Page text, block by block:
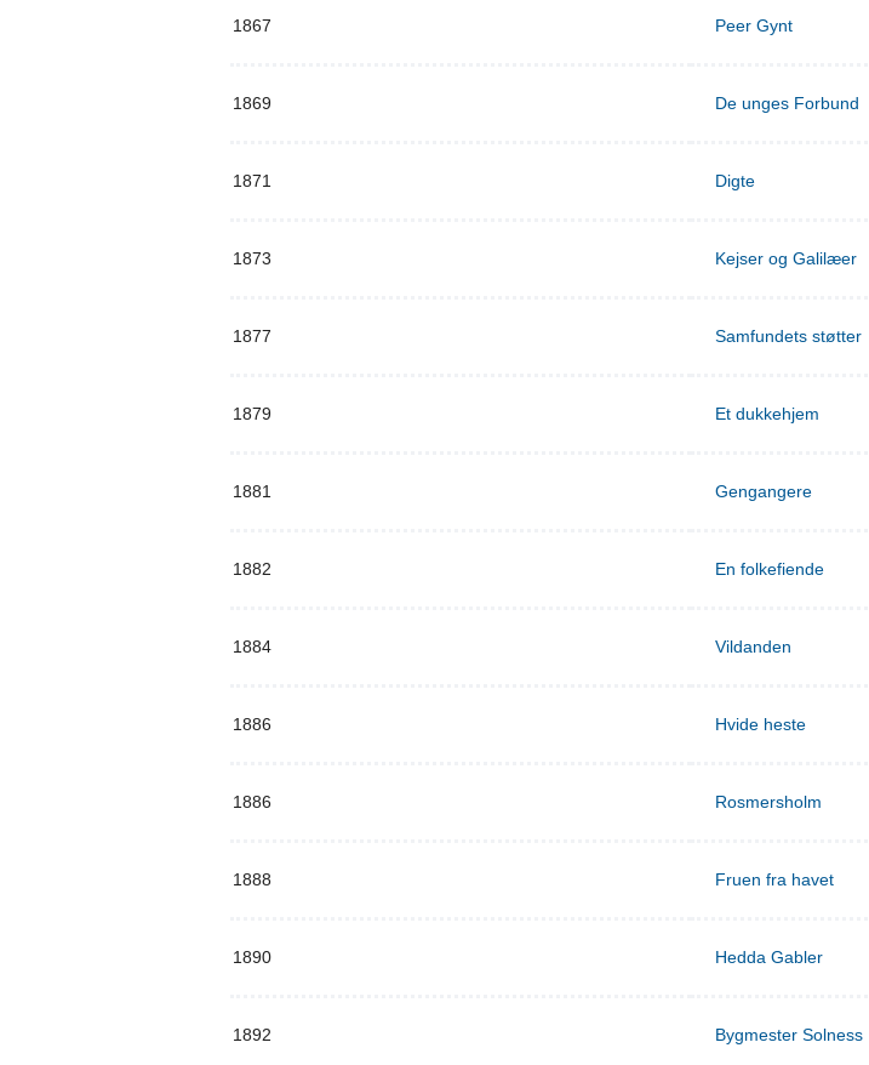
1867 Peer Gynt
1869 De unges Forbund
1871 Digte
1873 Kejser og Galilæer
1877 Samfundets støtter
1879 Et dukkehjem
1881 Gengangere
1882 En folkefiende
1884 Vildanden
1886 Hvide heste
1886 Rosmersholm
1888 Fruen fra havet
1890 Hedda Gabler
1892 Bygmester Solness